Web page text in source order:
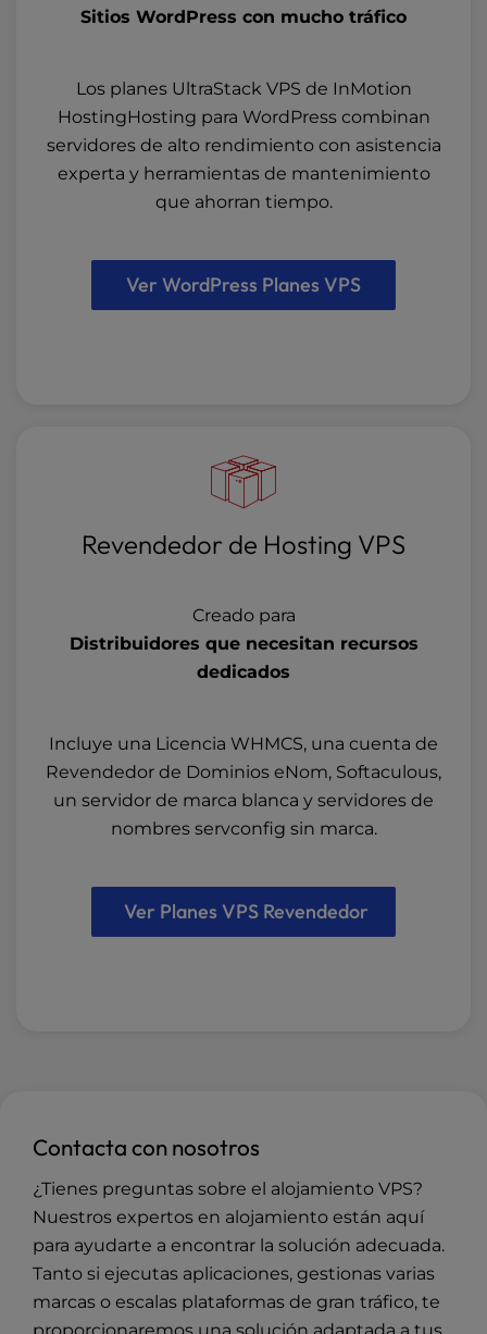
Sitios WordPress con mucho tráfico
Los planes UltraStack VPS de InMotion
HostingHosting para WordPress combinan
servidores de alto rendimiento con asistencia
experta y herramientas de mantenimiento
que ahorran tiempo.
Ver WordPress Planes VPS
Revendedor de Hosting VPS
Creado para
Distribuidores que necesitan recursos
dedicados
Incluye una Licencia WHMCS, una cuenta de
Revendedor de Dominios eNom, Softaculous,
un servidor de marca blanca y servidores de
nombres servconfig sin marca.
Ver Planes VPS Revendedor
Contacta con nosotros
¿Tienes preguntas sobre el alojamiento VPS?
Nuestros expertos en alojamiento están aquí
para ayudarte a encontrar la solución adecuada.
Tanto si ejecutas aplicaciones, gestionas varias
marcas o escalas plataformas de gran tráfico, te